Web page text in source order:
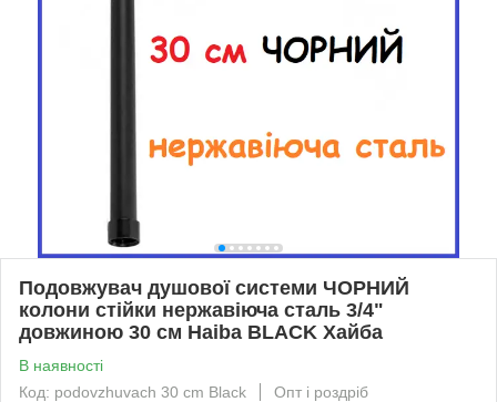
Подовжувач душової системи ЧОРНИЙ
колони стійки нержавіюча сталь 3/4"
довжиною 30 см Haiba BLACK Хайба
В наявності
Код: podovzhuvach 30 cm Black
Опт і роздріб